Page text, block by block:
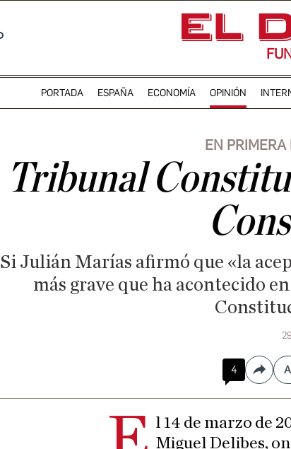
PORTADA ESPAÑA ECONOMÍA OPINIÓN
EN PRIMERA
Tribunal
Si Julián Marías afirmó que «la
más grave que ha acontecido
4
l 14 de marzo de
Miguel Delibes,